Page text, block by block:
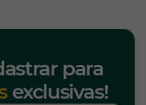
para
exclusivas!